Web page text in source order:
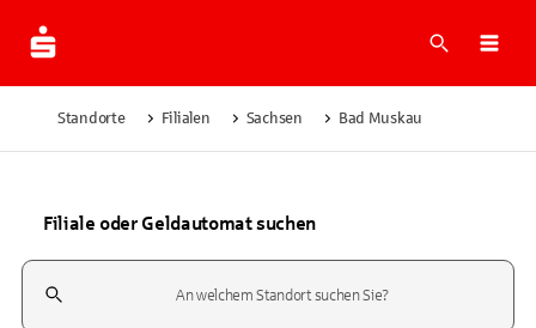
Suche
Standorte Filialen Sachsen Bad Muskau
Filiale oder Geldautomat suchen
Suchfeld